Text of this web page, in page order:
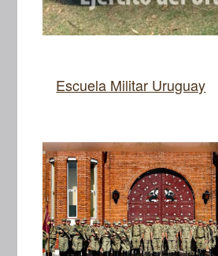
Escuela Militar Uruguay